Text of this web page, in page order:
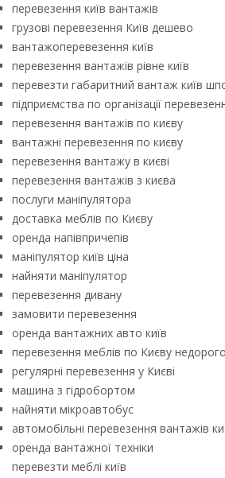
перевезення київ вантажів
грузові перевезення Київ дешево
вантажоперевезення київ
перевезення вантажів рівне київ
перевезти габаритний вантаж київ
підприємства по організації
перевезення вантажів по києву
вантажні перевезення по києву
перевезення вантажу в києві
перевезення вантажів з києва
послуги маніпулятора
доставка меблів по Києву
оренда напівпричепів
маніпулятор київ ціна
найняти маніпулятор
перевезення дивану
замовити перевезення
оренда вантажних авто київ
перевезення меблів по Києву недорого
регулярні перевезення у Києві
машина з гідробортом
найняти мікроавтобус
автомобільні перевезення вантажів
оренда вантажної техніки
перевезти меблі київ